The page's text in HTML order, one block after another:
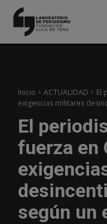
Inicio ACTUALIDAD
El
exigencias militares
El
fuerza en
según un